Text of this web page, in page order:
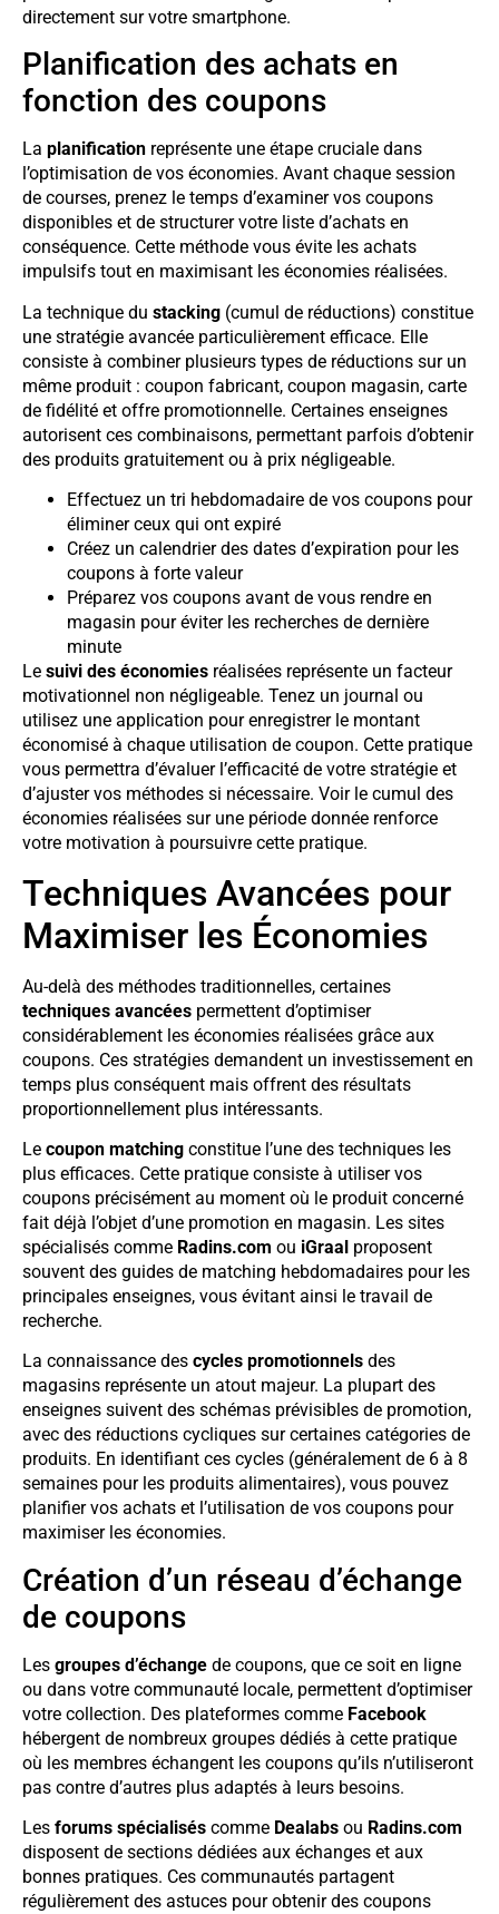
directement sur votre smartphone.
Planification des achats en
fonction des coupons
La planification représente une étape cruciale dans
l’optimisation de vos économies. Avant chaque session
de courses, prenez le temps d’examiner vos coupons
disponibles et de structurer votre liste d’achats en
conséquence. Cette méthode vous évite les achats
impulsifs tout en maximisant les économies réalisées.
La technique du stacking (cumul de réductions) constitue
une stratégie avancée particulièrement efficace. Elle
consiste à combiner plusieurs types de réductions sur un
même produit : coupon fabricant, coupon magasin, carte
de fidélité et offre promotionnelle. Certaines enseignes
autorisent ces combinaisons, permettant parfois d’obtenir
des produits gratuitement ou à prix négligeable.
Effectuez un tri hebdomadaire de vos coupons pour
éliminer ceux qui ont expiré
Créez un calendrier des dates d’expiration pour les
coupons à forte valeur
Préparez vos coupons avant de vous rendre en
magasin pour éviter les recherches de dernière
minute
Le suivi des économies réalisées représente un facteur
motivationnel non négligeable. Tenez un journal ou
utilisez une application pour enregistrer le montant
économisé à chaque utilisation de coupon. Cette pratique
vous permettra d’évaluer l’efficacité de votre stratégie et
d’ajuster vos méthodes si nécessaire. Voir le cumul des
économies réalisées sur une période donnée renforce
votre motivation à poursuivre cette pratique.
Techniques Avancées pour
Maximiser les Économies
Au-delà des méthodes traditionnelles, certaines
techniques avancées permettent d’optimiser
considérablement les économies réalisées grâce aux
coupons. Ces stratégies demandent un investissement en
temps plus conséquent mais offrent des résultats
proportionnellement plus intéressants.
Le coupon matching constitue l’une des techniques les
plus efficaces. Cette pratique consiste à utiliser vos
coupons précisément au moment où le produit concerné
fait déjà l’objet d’une promotion en magasin. Les sites
spécialisés comme Radins.com ou iGraal proposent
souvent des guides de matching hebdomadaires pour les
principales enseignes, vous évitant ainsi le travail de
recherche.
La connaissance des cycles promotionnels des
magasins représente un atout majeur. La plupart des
enseignes suivent des schémas prévisibles de promotion,
avec des réductions cycliques sur certaines catégories de
produits. En identifiant ces cycles (généralement de 6 à 8
semaines pour les produits alimentaires), vous pouvez
planifier vos achats et l’utilisation de vos coupons pour
maximiser les économies.
Création d’un réseau d’échange
de coupons
Les groupes d’échange de coupons, que ce soit en ligne
ou dans votre communauté locale, permettent d’optimiser
votre collection. Des plateformes comme Facebook
hébergent de nombreux groupes dédiés à cette pratique
où les membres échangent les coupons qu’ils n’utiliseront
pas contre d’autres plus adaptés à leurs besoins.
Les forums spécialisés comme Dealabs ou Radins.com
disposent de sections dédiées aux échanges et aux
bonnes pratiques. Ces communautés partagent
régulièrement des astuces pour obtenir des coupons